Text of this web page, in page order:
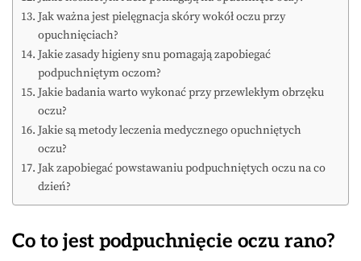
Jak ważna jest pielęgnacja skóry wokół oczu przy
opuchnięciach?
Jakie zasady higieny snu pomagają zapobiegać
podpuchniętym oczom?
Jakie badania warto wykonać przy przewlekłym obrzęku
oczu?
Jakie są metody leczenia medycznego opuchniętych
oczu?
Jak zapobiegać powstawaniu podpuchniętych oczu na co
dzień?
Co to jest podpuchnięcie oczu rano?